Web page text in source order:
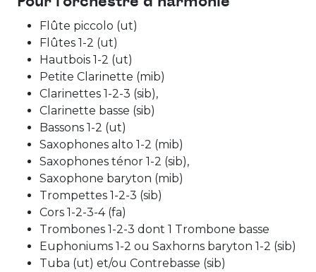
Flûte piccolo (ut)
Flûtes 1-2 (ut)
Hautbois 1-2 (ut)
Petite Clarinette (mib)
Clarinettes 1-2-3 (sib),
Clarinette basse (sib)
Bassons 1-2 (ut)
Saxophones alto 1-2 (mib)
Saxophones ténor 1-2 (sib),
Saxophone baryton (mib)
Trompettes 1-2-3 (sib)
Cors 1-2-3-4 (fa)
Trombones 1-2-3 dont 1 Trombone basse
Euphoniums 1-2 ou Saxhorns baryton 1-2 (sib)
Tuba (ut) et/ou Contrebasse (sib)